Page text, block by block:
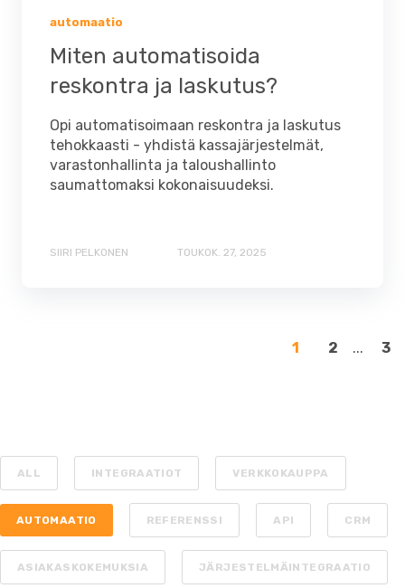
automaatio
Miten automatisoida
reskontra ja laskutus?
Opi automatisoimaan reskontra ja laskutus
tehokkaasti - yhdistä kassajärjestelmät,
varastonhallinta ja taloushallinto
saumattomaksi kokonaisuudeksi.
SIIRI PELKONEN TOUKOK. 27, 2025
1 2 ... 3
ALL INTEGRAATIOT VERKKOKAUPPA
AUTOMAATIO REFERENSSI API CRM
ASIAKASKOKEMUKSIA JÄRJESTELMÄINTEGRAATIO